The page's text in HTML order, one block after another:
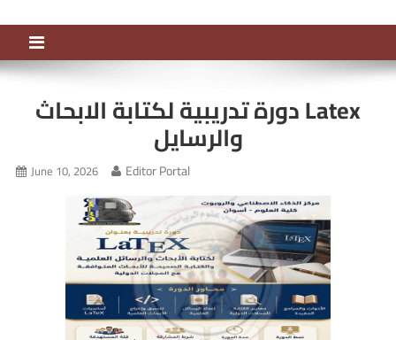
Latex دورة تدريبية لكتابة الابحاث
والرسايل
June 10, 2026 Editor Portal